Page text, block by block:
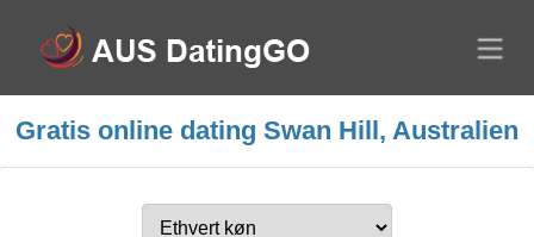
Gratis online dating Swan Hill, Australien